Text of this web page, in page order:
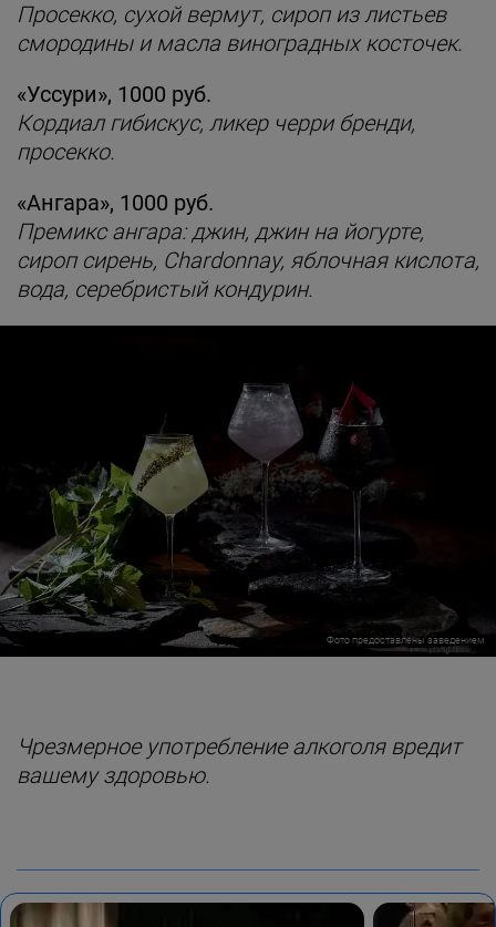
Просекко, сухой вермут, сироп из листьев
смородины и масла виноградных косточек.
«Уссури», 1000 руб.
Кордиал гибискус, ликер черри бренди,
просекко.
«Ангара», 1000 руб.
Премикс ангара: джин, джин на йогурте,
сироп сирень, Chardonnay, яблочная кислота,
вода, серебристый кондурин.
Фото предоставлены заведением
Чрезмерное употребление алкоголя вредит
вашему здоровью.